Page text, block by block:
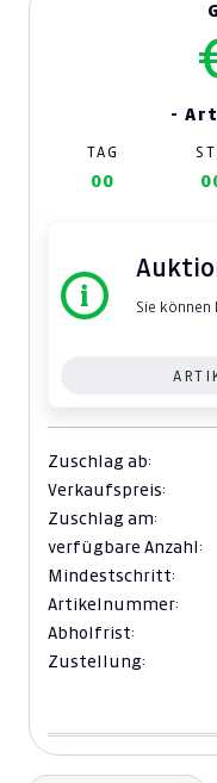
-
TAG
00
Sie können
Zuschlag ab:
Verkaufspreis:
Zuschlag am:
verfügbare Anzahl:
Mindestschritt:
Artikelnummer:
Abholfrist:
Zustellung: